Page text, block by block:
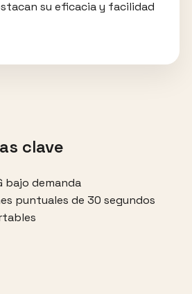
su eficacia y facilidad
clave
bajo demanda
puntuales de 30 segundos